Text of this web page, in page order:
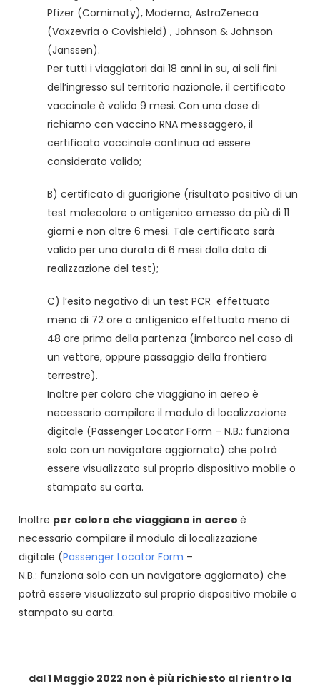
Pfizer (Comirnaty), Moderna, AstraZeneca
(Vaxzevria o Covishield) , Johnson & Johnson
(Janssen).
Per tutti i viaggiatori dai 18 anni in su, ai soli fini
dell’ingresso sul territorio nazionale, il certificato
vaccinale è valido 9 mesi. Con una dose di
richiamo con vaccino RNA messaggero, il
certificato vaccinale continua ad essere
considerato valido;
B) certificato di guarigione (risultato positivo di un
test molecolare o antigenico emesso da più di 11
giorni e non oltre 6 mesi. Tale certificato sarà
valido per una durata di 6 mesi dalla data di
realizzazione del test);
C) l’esito negativo di un test PCR effettuato
meno di 72 ore o antigenico effettuato meno di
48 ore prima della partenza (imbarco nel caso di
un vettore, oppure passaggio della frontiera
terrestre).
Inoltre per coloro che viaggiano in aereo è
necessario compilare il modulo di localizzazione
digitale (Passenger Locator Form – N.B.: funziona
solo con un navigatore aggiornato) che potrà
essere visualizzato sul proprio dispositivo mobile o
stampato su carta.
Inoltre per coloro che viaggiano in aereo è
necessario compilare il modulo di localizzazione
digitale (Passenger Locator Form –
N.B.: funziona solo con un navigatore aggiornato) che
potrà essere visualizzato sul proprio dispositivo mobile o
stampato su carta.
dal 1 Maggio 2022 non è più richiesto al rientro la